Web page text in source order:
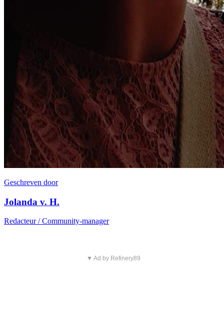
Geschreven door
Jolanda v. H.
Redacteur / Community-manager
▼ Ad by Refinery89